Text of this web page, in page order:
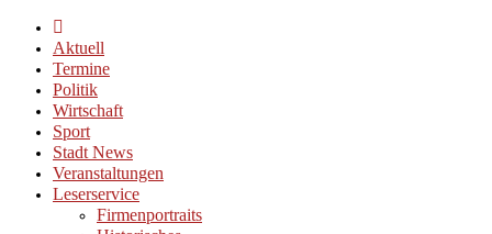
Aktuell
Termine
Politik
Wirtschaft
Sport
Stadt News
Veranstaltungen
Leserservice
Firmenportraits